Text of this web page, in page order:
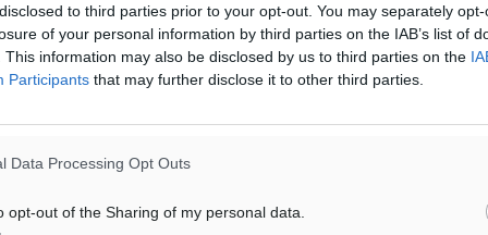
to third parties prior to your opt-out. You may separately
of your personal information by third parties on the IAB’s list of
This information may also be disclosed by us to third parties on the
Participants that may further disclose it to other third parties.
Data Processing Opt Outs
opt-out of the Sharing of my personal data.
24.05.26, 11:56